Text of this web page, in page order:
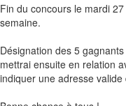
Fin du concours le mardi
semaine.
Désignation des 5
mettrai ensuite en relation
indiquer une adresse